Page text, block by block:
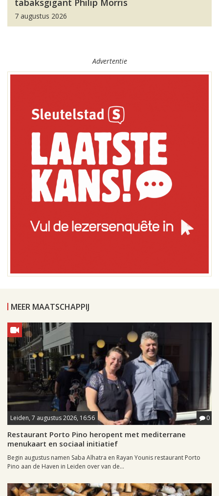
tabaksgigant Philip Morris
7 augustus 2026
Advertentie
MEER MAATSCHAPPIJ
Leiden, 7 augustus 2026, 16:56 0
Restaurant Porto Pino heropent met mediterrane
menukaart en sociaal initiatief
Begin augustus namen Saba Alhatra en Rayan Younis restaurant Porto
Pino aan de Haven in Leiden over van de...